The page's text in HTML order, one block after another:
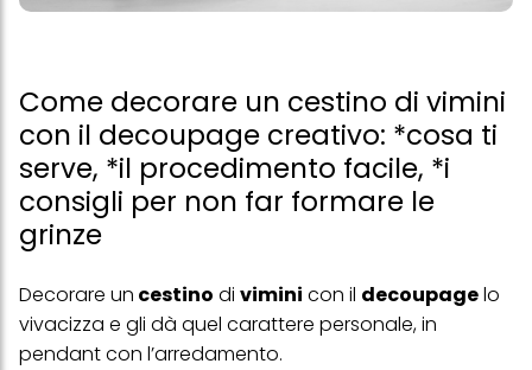
Come decorare un cestino di vimini
con il decoupage creativo: *cosa ti
serve, *il procedimento facile, *i
consigli per non far formare le
grinze
Decorare un cestino di vimini con il decoupagelo
vivacizza e gli dà quel carattere personale, in
pendant con l’arredamento.